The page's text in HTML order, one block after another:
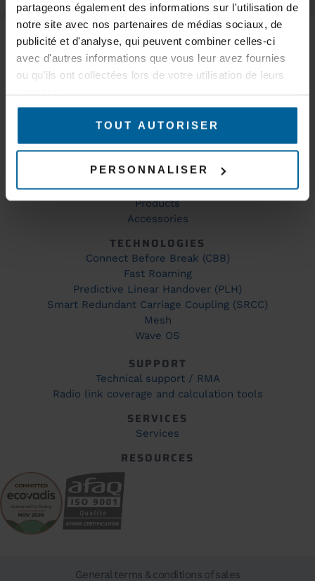
partageons également des informations sur l'utilisation de
notre site avec nos partenaires de médias sociaux, de
publicité et d'analyse, qui peuvent combiner celles-ci
avec d'autres informations que vous leur avez fournies
ou qu'ils ont collectées lors de votre utilisation de leurs
TOUT AUTORISER
PERSONNALISER
MARKETS
Trains & subways
Tramways & buses
AGVs – AMR & Logistics robots
Overhead cranes, gantry cranes and cranes
WiFi coverage
Industrial site surveillance and security
PRODUCTS
Products
Accessories
TECHNOLOGIES
Connect Before Break (CBB)
Fast Roaming
Predictive Linear Handover (PLH)
Smart Redundant Carriage Coupling (SRCC)
Mesh
Wave OS
SUPPORT
Technical support / RMA
Radio link coverage and calculation tools
SERVICES
Services
RESOURCES
General terms & conditions of sales